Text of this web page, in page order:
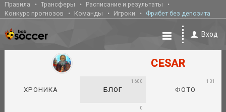
Правила Трансферы
Расписание и результаты
Конкурс прогнозов
Команды Игроки Фрибет без депозита
Вход
CESAR
ХРОНИКА БЛОГ
1600
ФОТО
131
0